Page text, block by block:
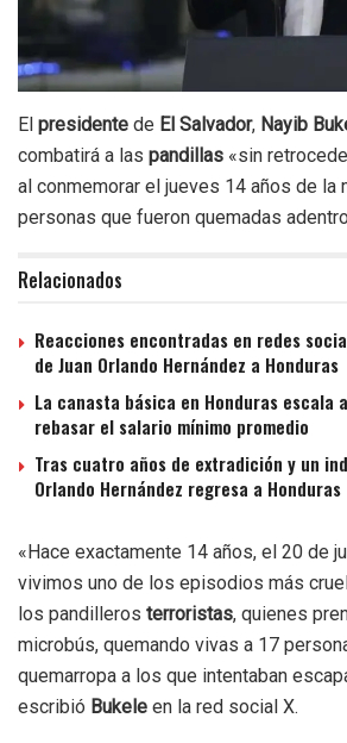
El presidente de El Salvador, Nayib
combatirá a las pandillas «sin
al conmemorar el jueves 14 años de la
personas que fueron quemadas
Relacionados
Reacciones encontradas en redes
de Juan Orlando Hernández a Honduras
La canasta básica en Honduras escala
rebasar el salario mínimo promedio
Tras cuatro años de extradición y un
Orlando Hernández regresa a Honduras
«Hace exactamente 14 años, el 20 de
vivimos uno de los episodios más
los pandilleros terroristas, quienes
microbús, quemando vivas a 17
quemarropa a los que intentaban
escribió Bukele en la red social X.